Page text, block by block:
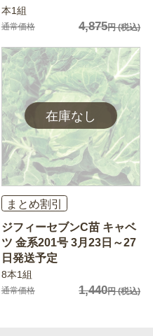
本1組
通常価格 4,875円(税込)
まとめ割引
ジフィーセブンC苗 キャベ
ツ 金系201号 3月23日～27
日発送予定
8本1組
通常価格 1,440円(税込)